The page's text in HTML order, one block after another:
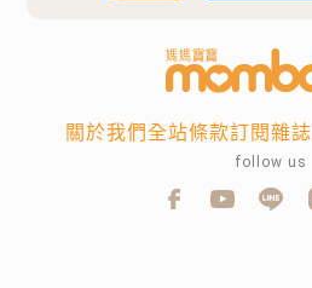
關於我們全站條款訂閱雜誌
follow us